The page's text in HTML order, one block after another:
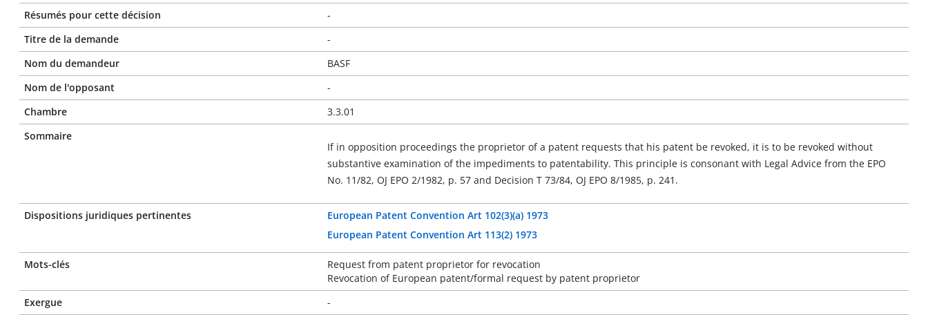
Résumés pour cette décision
-
Titre de la demande
-
Nom du demandeur
BASF
Nom de l'opposant
-
Chambre
3.3.01
Sommaire
If in opposition proceedings the proprietor of a patent requests that his patent be revoked, it is to be revoked without
substantive examination of the impediments to patentability. This principle is consonant with Legal Advice from the EPO
No. 11/82, OJ EPO 2/1982, p. 57 and Decision T 73/84, OJ EPO 8/1985, p. 241.
Dispositions juridiques pertinentes
European Patent Convention Art 102(3)(a) 1973
European Patent Convention Art 113(2) 1973
Mots-clés
Request from patent proprietor for revocation
Revocation of European patent/formal request by patent proprietor
Exergue
-